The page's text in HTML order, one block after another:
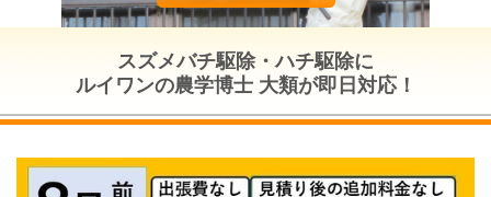
スズメバチ駆除・ハチ駆除に
ルイワンの農学博士 大類が即日対応！